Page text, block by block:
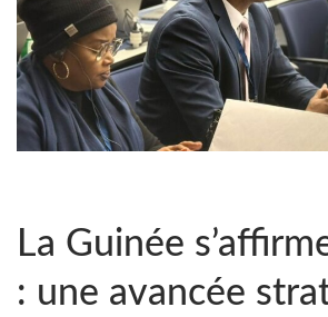
La Guinée
: une avancée